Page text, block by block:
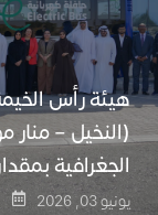
هيئة رأس الخيمة
(النخيل – منار
الجغرافية بمقدار 14 كيلومتراً
يونيو 03, 2026